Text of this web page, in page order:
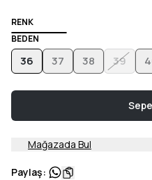
RENK
BEDEN
36 37 38 39
Mağazada Bul
Paylaş: